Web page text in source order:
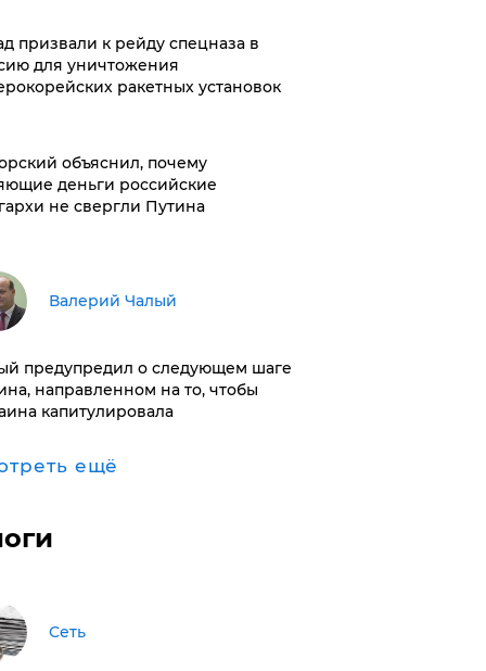
призвали к рейду спецназа в
для уничтожения
ракетных установок
объяснил, почему
деньги российские
не свергли Путина
Валерий Чалый
предупредил о следующем шаге
направленном на то, чтобы
капитулировала
ещё
Сеть